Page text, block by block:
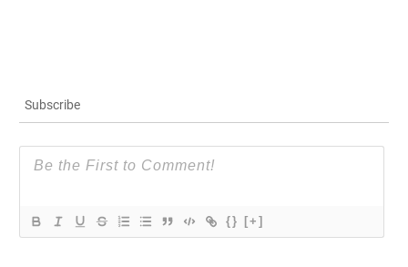
Subscribe
{} [+]